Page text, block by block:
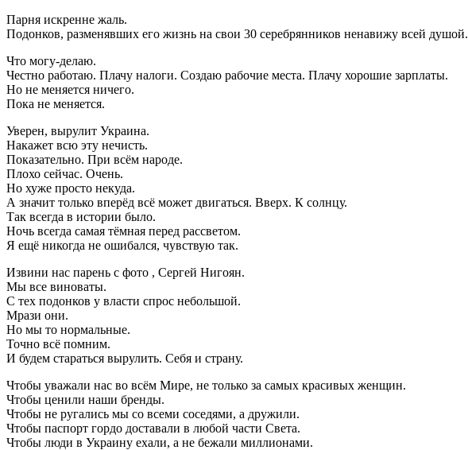
Парня искренне жаль.
Подонков, разменявших его жизнь на свои 30 серебрянников ненавижу всей душой.
Что могу-делаю.
Честно работаю. Плачу налоги. Создаю рабочие места. Плачу хорошие зарплаты.
Но не меняется ничего.
Пока не меняется.
Уверен, вырулит Украина.
Накажет всю эту нечисть.
Показательно. При всём народе.
Плохо сейчас. Очень.
Но хуже просто некуда.
А значит только вперёд всё может двигаться. Вверх. К солнцу.
Так всегда в истории было.
Ночь всегда самая тёмная перед рассветом.
Я ещё никогда не ошибался, чувствую так.
Извини нас парень с фото , Сергей Нигоян.
Мы все виноваты.
С тех подонков у власти спрос небольшой.
Мрази они.
Но мы то нормальные.
Точно всё помним.
И будем стараться вырулить. Себя и страну.
Чтобы уважали нас во всём Мире, не только за самых красивых женщин.
Чтобы ценили наши бренды.
Чтобы не ругались мы со всеми соседями, а дружили.
Чтобы паспорт гордо доставали в любой части Света.
Чтобы люди в Украину ехали, а не бежали миллионами.